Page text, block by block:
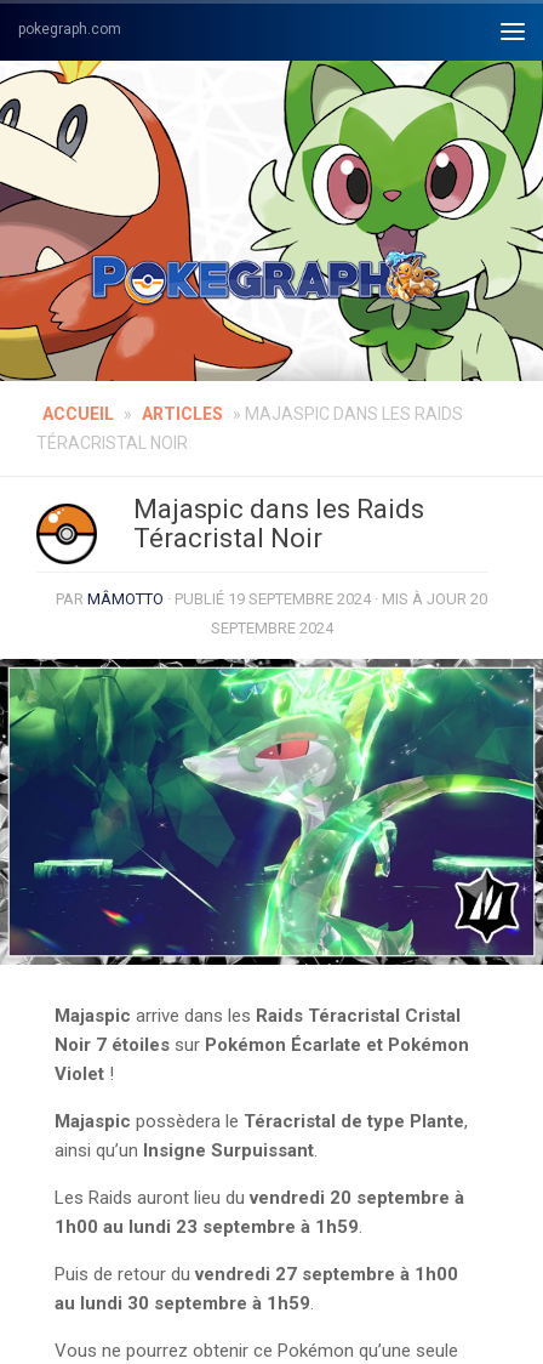
Skip to content
ACCUEIL » ARTICLES » MAJASPIC DANS LES RAIDS
TÉRACRISTAL NOIR
Majaspic dans les Raids
Téracristal Noir
PAR MÂMOTTO · PUBLIÉ 19 SEPTEMBRE 2024· MIS À JOUR 20
SEPTEMBRE 2024
Majaspic arrive dans les Raids Téracristal Cristal
Noir 7 étoiles sur Pokémon Écarlate et Pokémon
Violet !
Majaspic possèdera le Téracristal de type Plante,
ainsi qu’un Insigne Surpuissant.
Les Raids auront lieu duvendredi 20 septembre à
1h00 au lundi 23 septembre à 1h59.
Puis de retour duvendredi 27 septembre à 1h00
au lundi 30 septembre à 1h59.
Vous ne pourrez obtenir ce Pokémon qu’une seule